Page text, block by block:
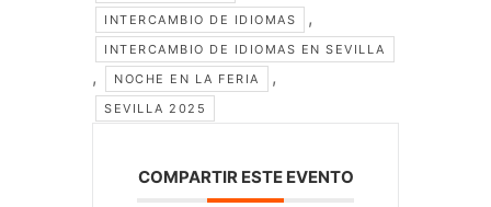
INTERCAMBIO DE IDIOMAS ,
INTERCAMBIO DE IDIOMAS EN SEVILLA
, NOCHE EN LA FERIA ,
SEVILLA 2025
COMPARTIR ESTE EVENTO